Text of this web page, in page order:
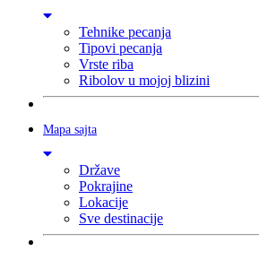
Tehnike pecanja
Tipovi pecanja
Vrste riba
Ribolov u mojoj blizini
Mapa sajta
Države
Pokrajine
Lokacije
Sve destinacije